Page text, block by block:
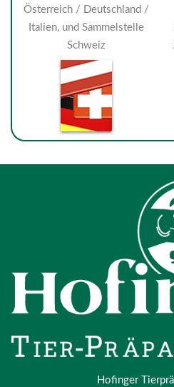
Österreich / Deutschland /
Italien, und Sammelstelle
Schweiz
Hofinger